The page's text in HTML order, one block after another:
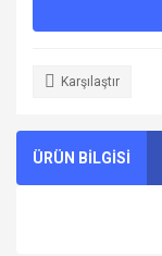
Karşılaştır
ÜRÜN BİLGİSİ